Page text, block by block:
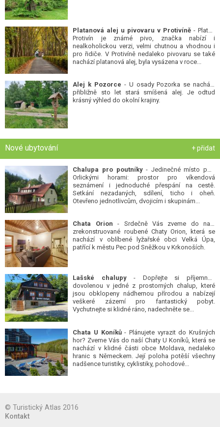
Platanová alej u pivovaru v Protivíně - Platan
Protivín je známé pivo, značka nabízí i
nealkoholickou verzi, velmi chutnou a vhodnou i
pro řidiče. V Protivíně nedaleko pivovaru se také
nachází platanová alej, byla vysázena v roce...
Alej k Pozorce - U osady Pozorka se nachází
přibližně sto let stará smíšená alej. Je odtud
krásný výhled do okolní krajiny.
Nové ubytování + přidat
Chalupa pro poutníky- Jedinečné místo pod
Orlickými horami: prostor pro víkendová
seznámení i jednoduché přespání na cestě.
Setkání nezadaných, sdílení, ticho i oheň.
Otevřeno jednotlivcům, dvojicím i skupinám...
Chata Orion - Srdečně Vás zveme do naší
zrekonstruované roubené Chaty Orion, která se
nachází v oblíbené lyžařské obci Velká Úpa,
patřící k městu Pec pod Sněžkou v Krkonoších.
Lašské chalupy- Dopřejte si příjemnou
dovolenou v jedné z prostorných chalup, které
jsou obklopeny nádhernou přírodou a nabízejí
veškeré zázemí pro fantastický pobyt.
Vychutnejte si klidné ráno, nadechněte se...
Chata U Koníků- Plánujete vyrazit do Krušných
hor? Zveme Vás do naší Chaty U Koníků, která se
nachází v klidné části obce Moldava, nedaleko
hranic s Německem. Její poloha potěší všechny
nadšence turistiky, cyklistiky, pohodové...
© Turistický Atlas 2016
Kontakt